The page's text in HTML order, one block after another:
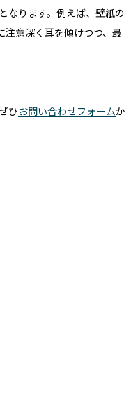
なります。例えば、壁紙の
意深く耳を傾けつつ、最
ひお問い合わせフォームか